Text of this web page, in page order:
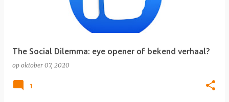
The Social Dilemma: eye opener of bekend verhaal?
op oktober 07, 2020
1